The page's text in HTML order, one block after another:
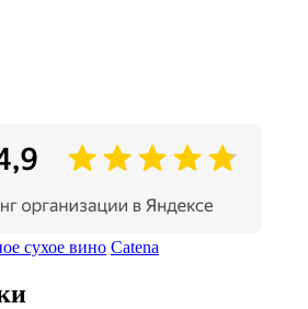
сухое вино Catena